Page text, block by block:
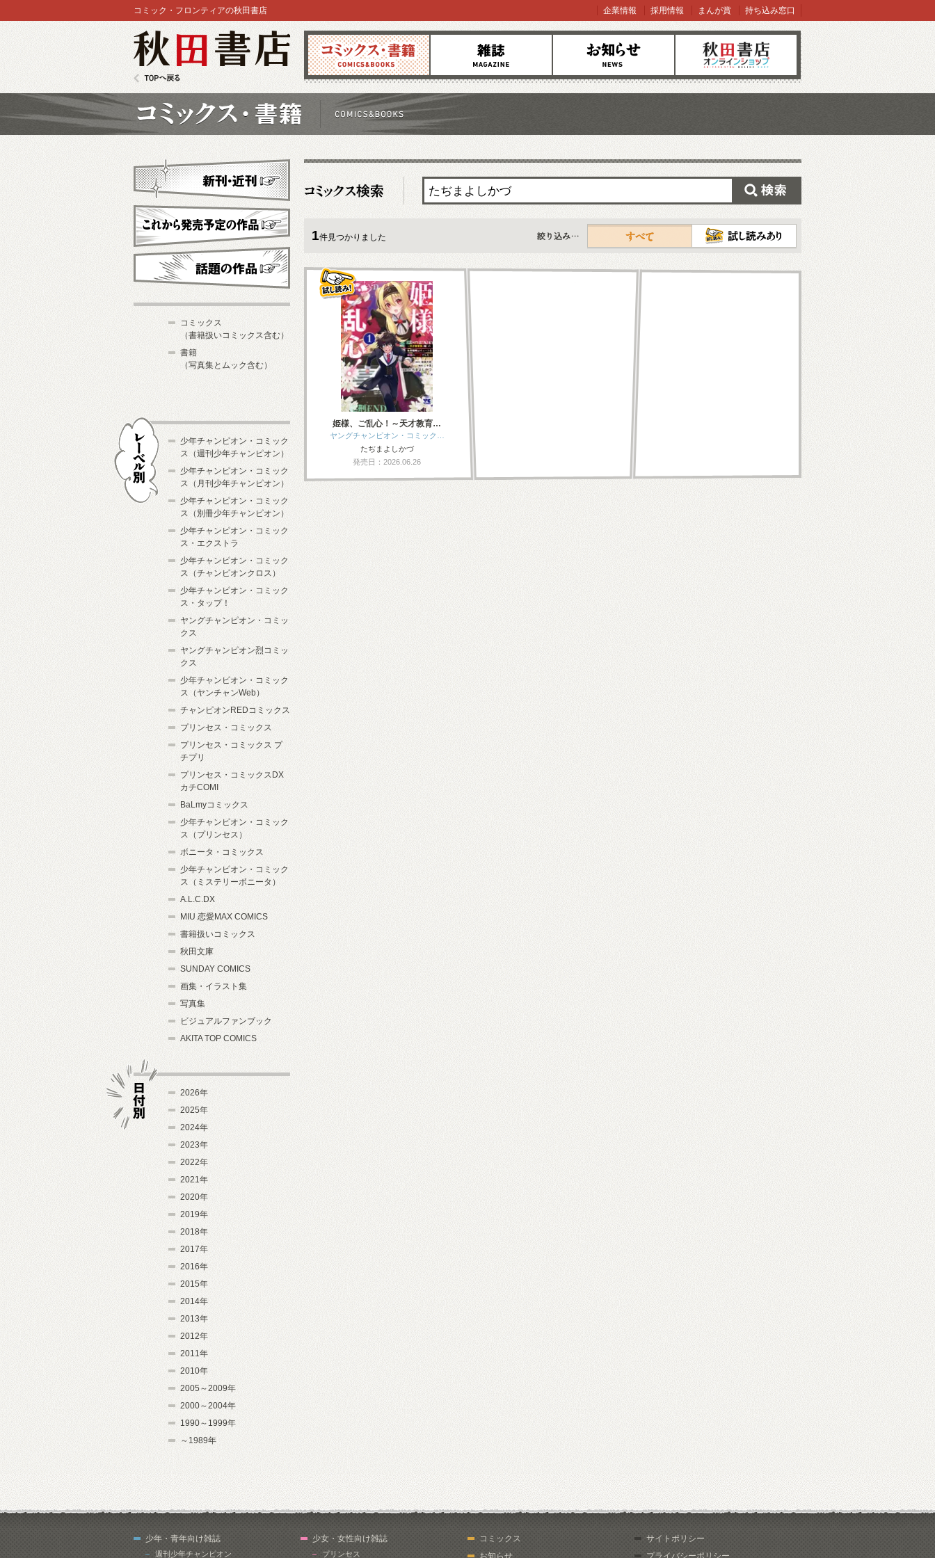
コミックス 雑誌 お知らせ オンラインショップ
コミック・フロンティアの秋田書店 企業情報 採用情報 まんが賞 持ち込み窓口
1件見つかりました
すべて
姫様、ご乱心！～天才教育…
ヤングチャンピオン・コミック…
たぢまよしかづ
発売日：2026.06.26
新刊・近刊
これから発売予定
コミックス
（書籍扱いコミックス含む）
書籍
（写真集とムック含む）
少年チャンピオン・コミック
ス（週刊少年チャンピオン）
少年チャンピオン・コミック
ス（月刊少年チャンピオン）
少年チャンピオン・コミック
ス（別冊少年チャンピオン）
少年チャンピオン・コミック
ス・エクストラ
少年チャンピオン・コミック
ス（チャンピオンクロス）
少年チャンピオン・コミック
ス・タップ！
ヤングチャンピオン・コミッ
クス
ヤングチャンピオン烈コミッ
クス
少年チャンピオン・コミック
ス（ヤンチャンWeb）
チャンピオンREDコミックス
プリンセス・コミックス
プリンセス・コミックス プ
チプリ
プリンセス・コミックスDX
カチCOMI
BaLmyコミックス
少年チャンピオン・コミック
ス（プリンセス）
ボニータ・コミックス
少年チャンピオン・コミック
ス（ミステリーボニータ）
A.L.C.DX
MIU 恋愛MAX COMICS
書籍扱いコミックス
秋田文庫
SUNDAY COMICS
画集・イラスト集
写真集
ビジュアルファンブック
AKITA TOP COMICS
2026年
2025年
2024年
2023年
2022年
2021年
2020年
2019年
2018年
2017年
2016年
2015年
2014年
2013年
2012年
2011年
2010年
2005～2009年
2000～2004年
1990～1999年
～1989年
少年・青年向け雑誌
週刊少年チャンピオン
少女・女性向け雑誌
プリンセス
コミックス
お知らせ
サイトポリシー
プライバシーポリシー